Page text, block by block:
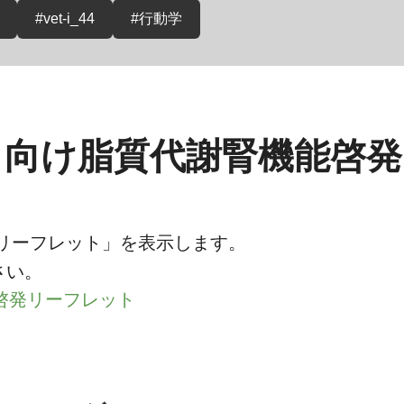
#vet-i_44 #行動学
け脂質代謝腎機能啓
フレット」を表示します。
。
リーフレット